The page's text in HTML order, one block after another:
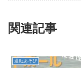
関連記事
運動あそび